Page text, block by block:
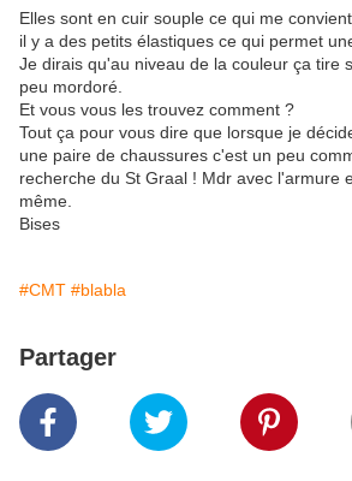
Elles sont en cuir souple ce qui me
il y a des petits élastiques ce qui permet
Je dirais qu'au niveau de la couleur ça tire
peu mordoré.
Et vous vous les trouvez comment ?
Tout ça pour vous dire que lorsque je
une paire de chaussures c'est un peu
recherche du St Graal ! Mdr avec l'armure
même.
Bises
#CMT #blabla
Partager